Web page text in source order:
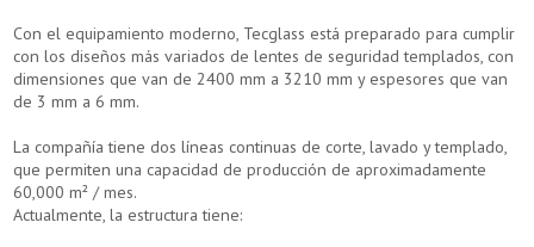
Con el equipamiento moderno, Tecglass está preparado para cumplir
con los diseños más variados de lentes de seguridad templados, con
dimensiones que van de 2400 mm a 3210 mm y espesores que van
de 3 mm a 6 mm.
La compañía tiene dos líneas continuas de corte, lavado y templado,
que permiten una capacidad de producción de aproximadamente
60,000 m² / mes.
Actualmente, la estructura tiene: